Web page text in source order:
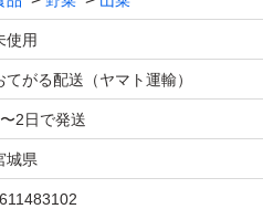
え物、炊き込みご飯、炒め物
可能です。春の味覚を楽しみ
はぴったりの商品です。
使用
てがる配送（ヤマト運輸）
2日で発送
城県